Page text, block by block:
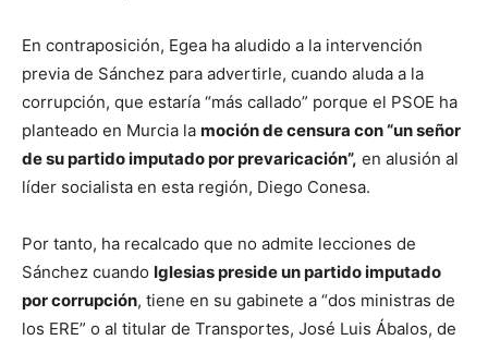
En contraposición, Egea ha aludido a la intervención
previa de Sánchez para advertirle, cuando aluda a la
corrupción, que estaría “más callado” porque el PSOE ha
planteado en Murcia la moción de censura con “un señor
de su partido imputado por prevaricación”, en alusión al
líder socialista en esta región, Diego Conesa.
Por tanto, ha recalcado que no admite lecciones de
Sánchez cuando Iglesias preside un partido imputado
por corrupción, tiene en su gabinete a “dos ministras de
los ERE” o al titular de Transportes, José Luis Ábalos, de